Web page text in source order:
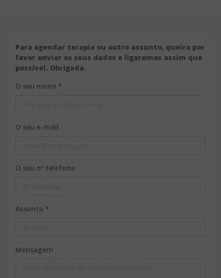
Para agendar terapia ou outro assunto, queira por
favor enviar os seus dados e ligaremos assim que
possível. Obrigada.
O seu nome *
O seu e-mail
O seu nº telefone
Assunto *
Mensagem